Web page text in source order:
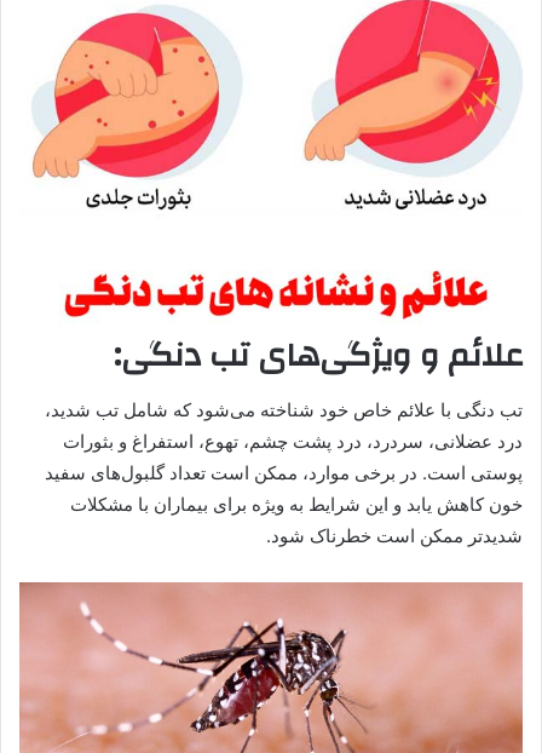
علائم و ویژگی‌های تب دنگی:
تب دنگی با علائم خاص خود شناخته می‌شود که شامل تب شدید،
درد عضلانی، سردرد، درد پشت چشم، تهوع، استفراغ و بثورات
پوستی است. در برخی موارد، ممکن است تعداد گلبول‌های سفید
خون کاهش یابد و این شرایط به ویژه برای بیماران با مشکلات
شدیدتر ممکن است خطرناک شود.